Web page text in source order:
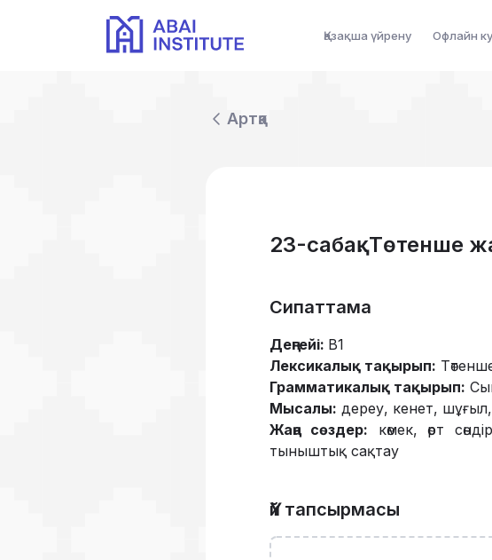
Қазақша үйрену Офлайн
Артқа
23-сабақ. Төтенше
Сипаттама
Деңгейі: B1
Лексикалық тақырып:
Грамматикалық тақырып:
Мысалы: дереу, кенет,
Жаңа сөздер: көмек, өрт
тыныштық сақтау
Үй тапсырмасы